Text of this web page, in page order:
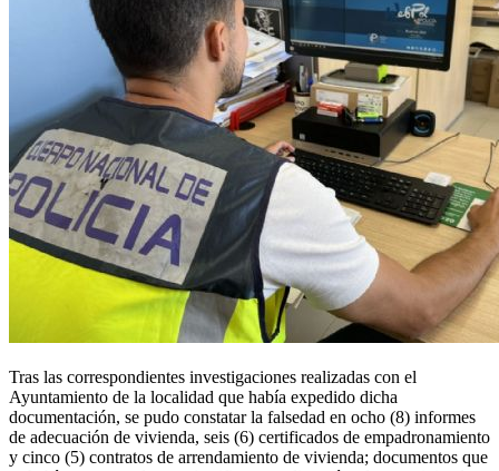
Tras las correspondientes investigaciones realizadas con el
Ayuntamiento de la localidad que había expedido dicha
documentación, se pudo constatar la falsedad en ocho (8) informes
de adecuación de vivienda, seis (6) certificados de empadronamiento
y cinco (5) contratos de arrendamiento de vivienda; documentos que